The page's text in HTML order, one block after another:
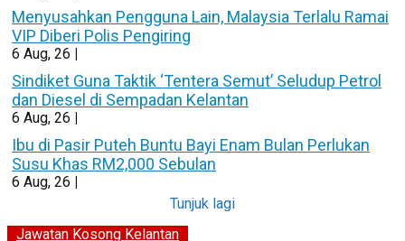
Menyusahkan Pengguna Lain, Malaysia Terlalu Ramai
VIP Diberi Polis Pengiring
6 Aug, 26
Sindiket Guna Taktik ‘Tentera Semut’ Seludup Petrol
dan Diesel di Sempadan Kelantan
6 Aug, 26
Ibu di Pasir Puteh Buntu Bayi Enam Bulan Perlukan
Susu Khas RM2,000 Sebulan
6 Aug, 26
Tunjuk lagi
Jawatan Kosong Kelantan